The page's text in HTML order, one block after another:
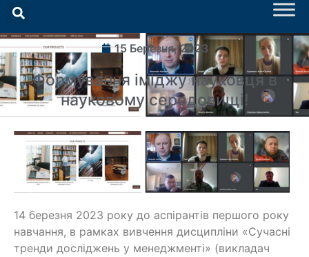
15 Березня, 2023
Формування іміджу науковця в
науковому середовищі!
14 березня 2023 року до аспірантів першого року
навчання, в рамках вивчення дисципліни «Сучасні
тренди досліджень у менеджменті» (викладач